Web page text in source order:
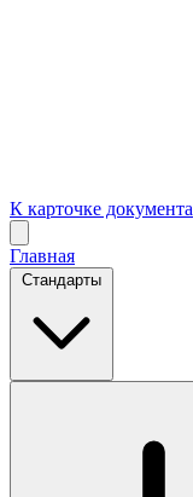
К карточке документа
Главная
Стандарты